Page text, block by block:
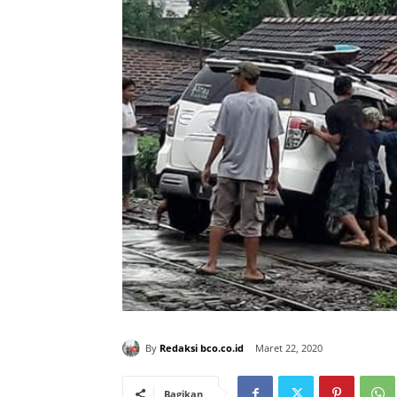
By Redaksi bco.co.id Maret 22, 2020
Bagikan